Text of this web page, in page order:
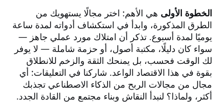
الخطوة الأولى هي الأهم: اختر مجالًا يستهويك من
الطرق المذكورة، وابدأ في استكشاف أدواته لمدة ساعة
يوميًا لمدة أسبوع. تذكر أن امتلاك مورد عملي جاهز —
سواء كان دليلًا، مكتبة أصول، أو حزمة شاملة — لا يوفر
لك الوقت فحسب، بل يمنحك الثقة والزخم للانطلاق
بقوة في هذا الاقتصاد الواعد. شاركنا في التعليقات: أي
مجال من مجالات الربح من الذكاء الاصطناعي تجذبك
أكثر، ولماذا؟ لنبدأ النقاش وبناء مجتمع من القادة الجدد.